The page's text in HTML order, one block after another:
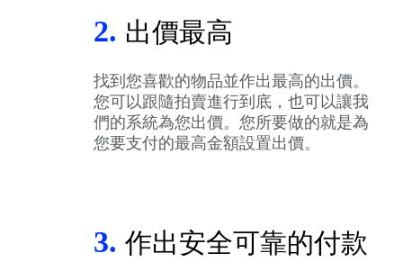
2. 出價最高
找到您喜歡的物品並作出最高的出價。
您可以跟隨拍賣進行到底，也可以讓我
們的系統為您出價。您所要做的就是為
您要支付的最高金額設置出價。
3. 作出安全可靠的付款